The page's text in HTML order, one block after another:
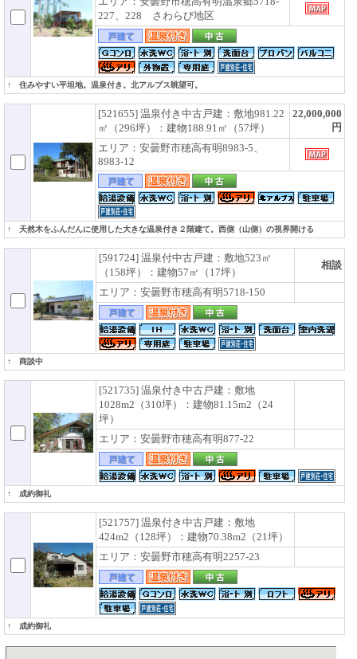
227、228 さわらび地区
↑ 住みやすい平坦地。温泉付き。北アルプス眺望可。
[521655] 温泉付き中古戸建：敷地981.22
㎡（296坪）：建物188.91㎡（57坪）
22,000,000
円
エリア：安曇野市穂高有明8983-5、
8983-12
↑ 天然木をふんだんに使用した大きな温泉付き２階建て。西側（山側）の視界開ける
[591724] 温泉付中古戸建：敷地523㎡
（158坪）：建物57㎡（17坪）
相談
エリア：安曇野市穂高有明5718-150
↑ 商談中
[521735] 温泉付き中古戸建：敷地
1028m2（310坪）：建物81.15m2（24
坪）
エリア：安曇野市穂高有明877-22
↑ 成約御礼
[521757] 温泉付き中古戸建：敷地
424m2（128坪）：建物70.38m2（21坪）
エリア：安曇野市穂高有明2257-23
↑ 成約御礼